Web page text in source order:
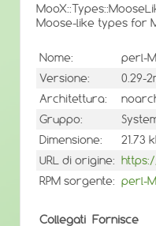
Moose-like types for
Nome:
perl-
Versione:
0.29-
Architettura:
Gruppo:
Dimensione:
21.73
URL di origine:
RPM sorgente: perl-
Collegati Fornisce